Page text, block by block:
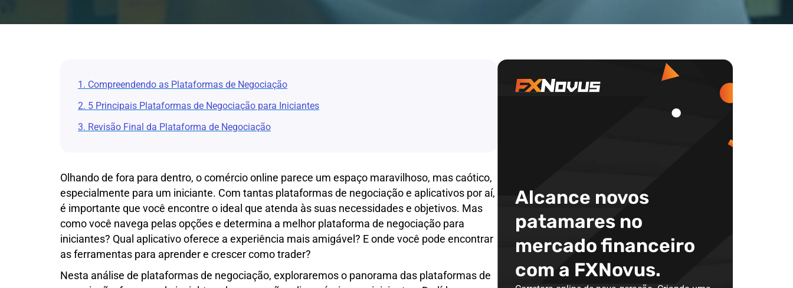
1. Compreendendo as Plataformas de Negociação
2. 5 Principais Plataformas de Negociação para Iniciantes
3. Revisão Final da Plataforma de Negociação
Olhando de fora para dentro, o comércio online parece um espaço maravilhoso, mas caótico,
especialmente para um iniciante. Com tantas plataformas de negociação e aplicativos por aí,
é importante que você encontre o ideal que atenda às suas necessidades e objetivos. Mas
como você navega pelas opções e determina a melhor plataforma de negociação para
iniciantes? Qual aplicativo oferece a experiência mais amigável? E onde você pode encontrar
as ferramentas para aprender e crescer como trader?
Nesta análise de plataformas de negociação, exploraremos o panorama das plataformas de
Alcance novos
patamares no
mercado financeiro
com a FXNovus.